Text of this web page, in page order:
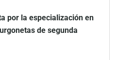
por la especialización en
de segunda